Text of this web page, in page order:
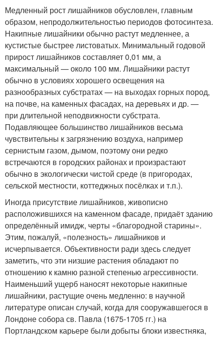
Медленный рост лишайников обусловлен, главным
образом, непродолжительностью периодов фотосинтеза.
Накипные лишайники обычно растут медленнее, а
кустистые быстрее листоватых. Минимальный годовой
прирост лишайников составляет 0,01 мм, а
максимальный — около 100 мм. Лишайники растут
обычно в условиях хорошего освещения на
разнообразных субстратах — на выходах горных пород,
на почве, на каменных фасадах, на деревьях и др. —
при длительной неподвижности субстрата.
Подавляющее большинство лишайников весьма
чувствительны к загрязнению воздуха, например
сернистым газом, дымом, поэтому они редко
встречаются в городских районах и произрастают
обычно в экологически чистой среде (в пригородах,
сельской местности, коттеджных посёлках и т.п.).
Иногда присутствие лишайников, живописно
расположившихся на каменном фасаде, придаёт зданию
определённый имидж, черты «благородной старины».
Этим, пожалуй, «полезность» лишайников и
исчерпывается. Объективности ради здесь следует
заметить, что эти низшие растения обладают по
отношению к камню разной степенью агрессивности.
Наименьший ущерб наносят некоторые накипные
лишайники, растущие очень медленно: в научной
литературе описан случай, когда для сооружавшегося в
Лондоне собора св. Павла (1675-1705 гг.) на
Портландском карьере были добыты блоки известняка,